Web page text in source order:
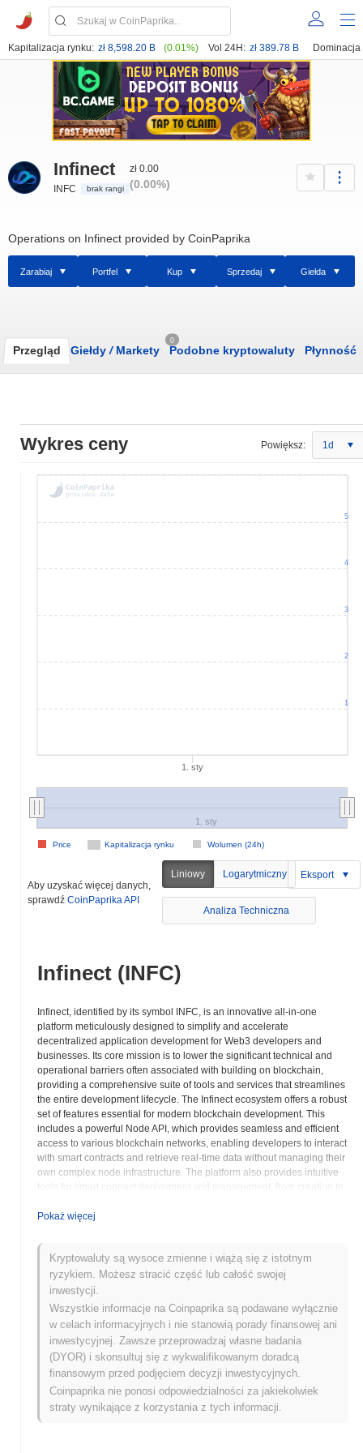
Kapitalizacja rynku: zł 8,598.20 B (0.01%) Vol 24H: zł 389.78 B Dominacja
Infinect
INFC brak rangi
zł 0.00
(0.00%)
Operations on Infinect provided by CoinPaprika
Zarabiaj Portfel Kup Sprzedaj Giełda
Przegląd Giełdy /Markety
0
Podobne kryptowaluty Płynność
Wykres ceny Powiększ: 1d
1. sty
Kapitalizacja rynku Wolumen (24h)
Price
1. sty
1
2
3
4
5
Aby uzyskać więcej danych,
sprawdź CoinPaprika API
Liniowy Logarytmiczny Eksport
Analiza Techniczna
Infinect (INFC)
Infinect, identified by its symbol INFC, is an innovative all-in-one
platform meticulously designed to simplify and accelerate
decentralized application development for Web3 developers and
businesses. Its core mission is to lower the significant technical and
operational barriers often associated with building on blockchain,
providing a comprehensive suite of tools and services that streamlines
the entire development lifecycle. The Infinect ecosystem offers a robust
set of features essential for modern blockchain development. This
includes a powerful Node API, which provides seamless and efficient
access to various blockchain networks, enabling developers to interact
with smart contracts and retrieve real-time data without managing their
own complex node infrastructure. The platform also provides intuitive
tools for smart contract deployment and management, from creation to
operations. Furthermore, Infinect integrates with the InterPlanetary File
data, enhancing censorship resistance and data availability. All these
functionalities are presented through a user-friendly interface, making
complex Web3 development accessible to a broader audience. A key
advantage of Infinect is its extensive multi-chain support. The platform
is designed to operate seamlessly across multiple prominent
blockchain networks, including Ethereum, Polygon, BNB Chain,
Optimism, and Arbitrum. This interoperability allows developers to
deploy and manage dApps on their preferred network or even across
multiple chains, catering to diverse project requirements and
optimizing for factors like transaction speed and cost. This flexibility is
crucial for building scalable and adaptable decentralized solutions in a
rapidly evolving blockchain landscape. The INFC token serves as an
integral part of the Infinect platform's economic model. While its
Pokaż więcej
Kryptowaluty są wysoce zmienne i wiążą się z istotnym
ryzykiem. Możesz stracić część lub całość swojej
inwestycji.
Wszystkie informacje na Coinpaprika są podawane wyłącznie
w celach informacyjnych i nie stanowią porady finansowej ani
inwestycyjnej. Zawsze przeprowadzaj własne badania
(DYOR) i skonsultuj się z wykwalifikowanym doradcą
finansowym przed podjęciem decyzji inwestycyjnych.
Coinpaprika nie ponosi odpowiedzialności za jakiekolwiek
straty wynikające z korzystania z tych informacji.